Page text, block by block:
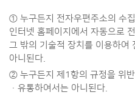
① 누구든지 전자우편주소의 수
인터넷 홈페이지에서 자동으로
그 밖의 기술적 장치를 이용하여
아니된다.
② 누구든지 제1항의 규정을 위
·유통하여서는 아니된다.